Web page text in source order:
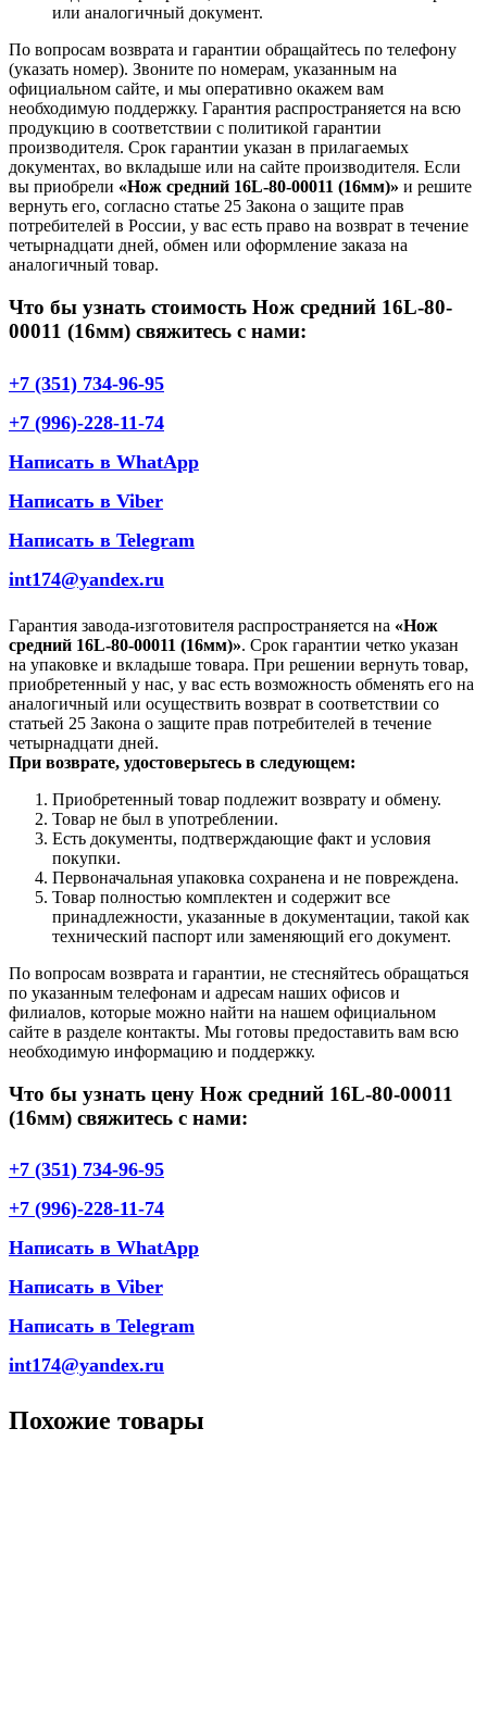
или аналогичный документ.
По вопросам возврата и гарантии обращайтесь по телефону
(указать номер). Звоните по номерам, указанным на
официальном сайте, и мы оперативно окажем вам
необходимую поддержку. Гарантия распространяется на всю
продукцию в соответствии с политикой гарантии
производителя. Срок гарантии указан в прилагаемых
документах, во вкладыше или на сайте производителя. Если
вы приобрели «Нож средний 16L-80-00011 (16мм)» и решите
вернуть его, согласно статье 25 Закона о защите прав
потребителей в России, у вас есть право на возврат в течение
четырнадцати дней, обмен или оформление заказа на
аналогичный товар.
Что бы узнать стоимость Нож средний 16L-80-
00011 (16мм) свяжитесь с нами:
+7 (351) 734-96-95
+7 (996)-228-11-74
Написать в WhatApp
Написать в Viber
Написать в Telegram
int174@yandex.ru
Гарантия завода-изготовителя распространяется на «Нож
средний 16L-80-00011 (16мм)». Срок гарантии четко указан
на упаковке и вкладыше товара. При решении вернуть товар,
приобретенный у нас, у вас есть возможность обменять его на
аналогичный или осуществить возврат в соответствии со
статьей 25 Закона о защите прав потребителей в течение
четырнадцати дней.
При возврате, удостоверьтесь в следующем:
Приобретенный товар подлежит возврату и обмену.
Товар не был в употреблении.
Есть документы, подтверждающие факт и условия
покупки.
Первоначальная упаковка сохранена и не повреждена.
Товар полностью комплектен и содержит все
принадлежности, указанные в документации, такой как
технический паспорт или заменяющий его документ.
По вопросам возврата и гарантии, не стесняйтесь обращаться
по указанным телефонам и адресам наших офисов и
филиалов, которые можно найти на нашем официальном
сайте в разделе контакты. Мы готовы предоставить вам всю
необходимую информацию и поддержку.
Что бы узнать цену Нож средний 16L-80-00011
(16мм) свяжитесь с нами:
+7 (351) 734-96-95
+7 (996)-228-11-74
Написать в WhatApp
Написать в Viber
Написать в Telegram
int174@yandex.ru
Похожие товары